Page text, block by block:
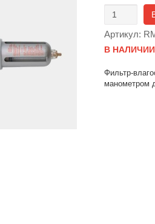
Артикул:
В НАЛИЧИИ
Фильтр-
манометром